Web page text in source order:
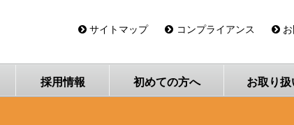
サイトマップ コンプライアンス
採用情報 初めての方へ お取り